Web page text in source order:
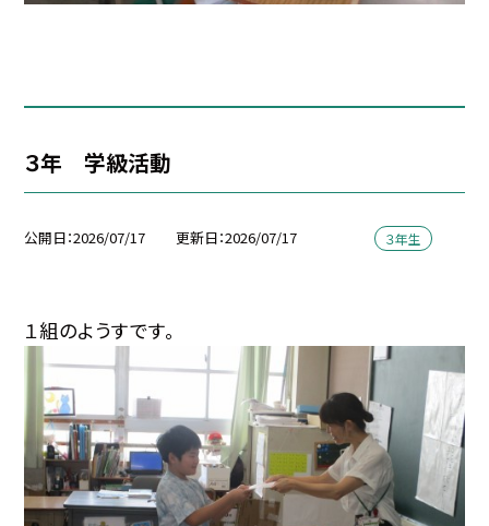
３年 学級活動
公開日 2026/07/17 更新日 2026/07/17 ３年生
１組のようすです。